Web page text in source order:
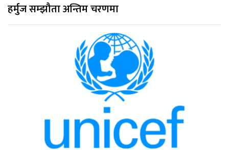
हर्मुज सम्झौता अन्तिम चरणमा